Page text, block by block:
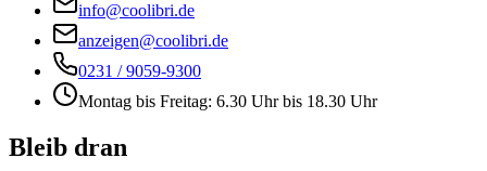
info@coolibri.de
anzeigen@coolibri.de
0231 / 9059-9300
Montag bis Freitag: 6.30 Uhr bis 18.30 Uhr
Bleib dran